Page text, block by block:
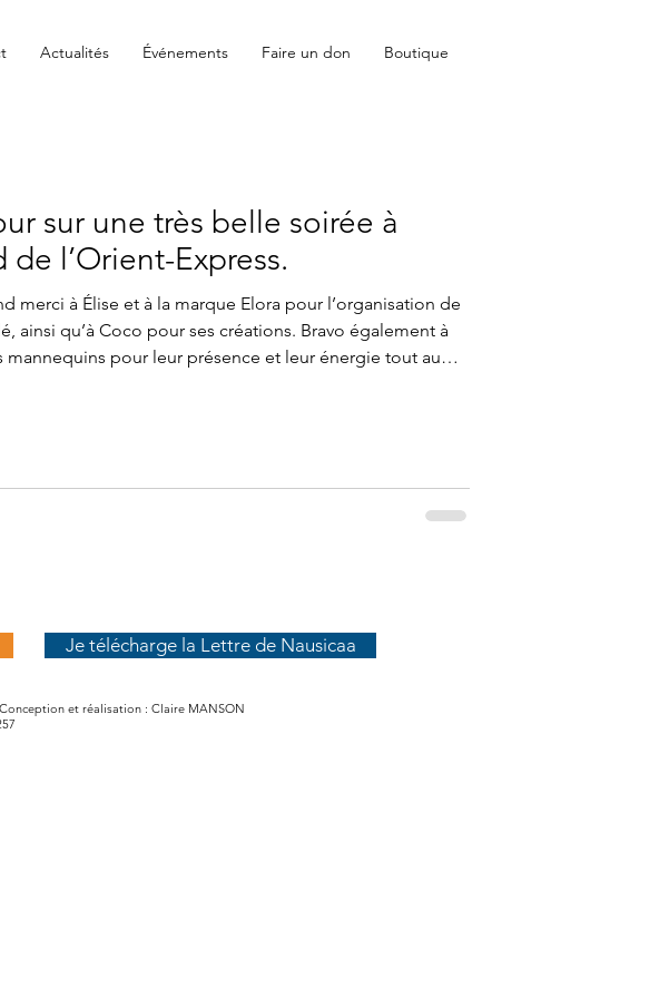
Actualités Événements Faire un don Boutique
sur une très belle soirée à
de l’Orient-Express.
merci à Élise et à la marque Elora pour l’organisation de
ainsi qu’à Coco pour ses créations. Bravo également à
mannequins pour leur présence et leur énergie tout au
co
Je télécharge la Lettre de Nausicaa
et réalisation : Claire MANSON